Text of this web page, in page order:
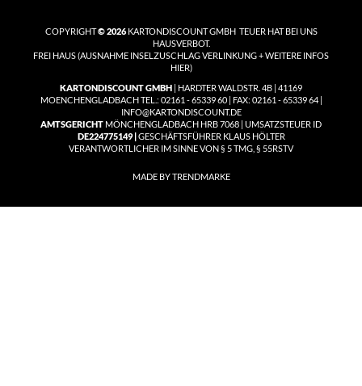
COPYRIGHT© 2026KARTONDISCOUNT GMBH TEUER HAT BEI UNS
HAUSVERBOT.
FREI HAUS(AUSNAHME INSELZUSCHLAG VERLINKUNG + WEITERE INFOS
HIER)
KARTONDISCOUNT GMBH | HARDTER WALDSTR. 4B | 41169
MOENCHENGLADBACH TEL.: 02161 - 65339 60 | FAX: 02161 - 65339 64 |
INFO@KARTONDISCOUNT.DE
AMTSGERICHT MÖNCHENGLADBACH HRB 7068 | UMSATZSTEUER ID
DE224775149 | GESCHÄFTSFÜHRER KLAUS HÖLTER
VERANTWORTLICHER IM SINNE VON § 5 TMG, § 55RSTV
MADE BY TRENDMARKE